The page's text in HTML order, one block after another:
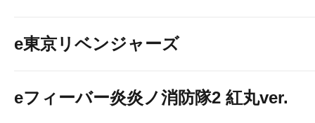
e東京リベンジャーズ
eフィーバー炎炎ノ消防隊2 紅丸ver.